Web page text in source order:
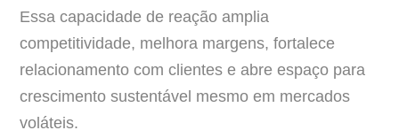
Essa capacidade de reação amplia
competitividade, melhora margens, fortalece
relacionamento com clientes e abre espaço para
crescimento sustentável mesmo em mercados
voláteis.